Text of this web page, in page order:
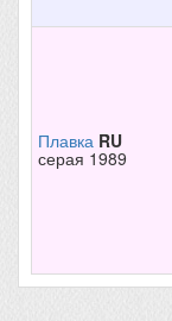
Плавка RU
серая 1989